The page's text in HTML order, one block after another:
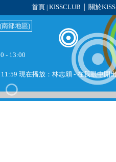
首頁 KISSCLUB 關於KISS
南部地區)
- 13:00
現在播放： 林志穎-在我眼中開